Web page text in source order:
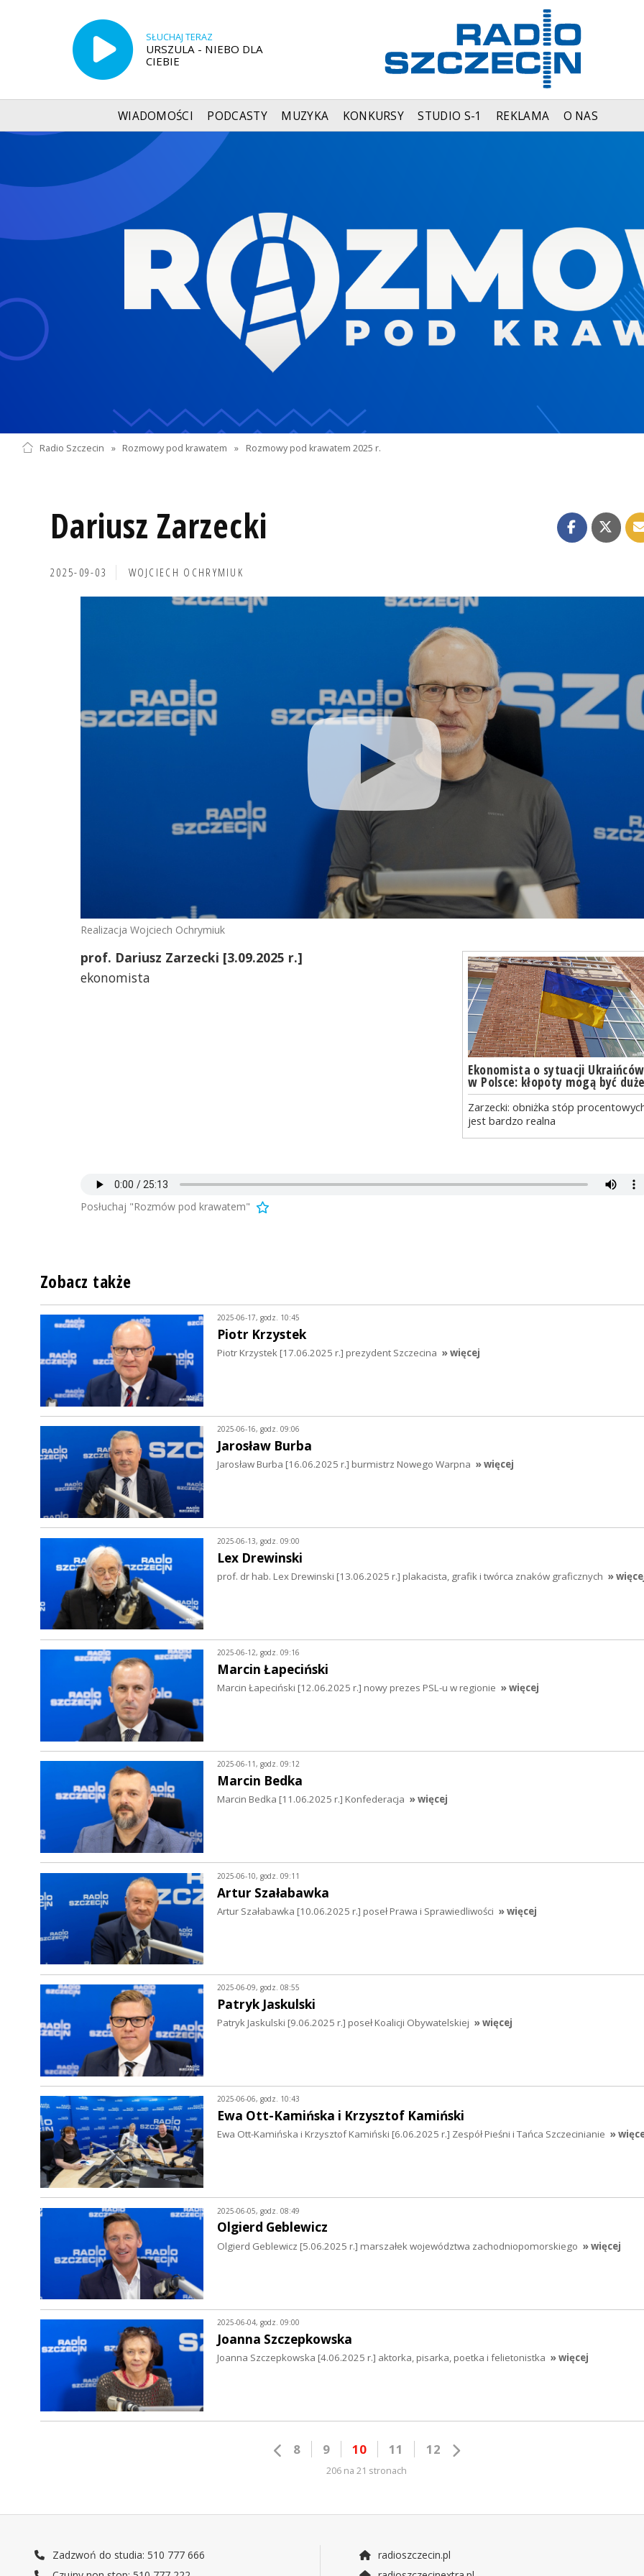
SŁUCHAJ TERAZ
URSZULA - NIEBO DLA
CIEBIE
WIADOMOŚCI PODCASTY MUZYKA KONKURSY STUDIO S-1 REKLAMA O NAS
Radio Szczecin » Rozmowy pod krawatem » Rozmowy pod krawatem 2025 r.
Dariusz Zarzecki
2025-09-03 WOJCIECH OCHRYMIUK
Realizacja Wojciech Ochrymiuk
Ekonomista o sytuacji Ukraińców
w Polsce: kłopoty mogą być duże
Zarzecki: obniżka stóp
jest bardzo realna
prof. Dariusz Zarzecki [3.09.2025 r.]
ekonomista
Posłuchaj "Rozmów pod krawatem"
Zobacz także
2025-06-17, godz. 10:45
Piotr Krzystek
Piotr Krzystek [17.06.2025 r.] prezydent Szczecina » więcej
2025-06-16, godz. 09:06
Jarosław Burba
Jarosław Burba [16.06.2025 r.] burmistrz Nowego Warpna » więcej
2025-06-13, godz. 09:00
Lex Drewinski
prof. dr hab. Lex Drewinski [13.06.2025 r.] plakacista, grafik i twórca znaków graficznych »
2025-06-12, godz. 09:16
Marcin Łapeciński
Marcin Łapeciński [12.06.2025 r.] nowy prezes PSL-u w regionie » więcej
2025-06-11, godz. 09:12
Marcin Bedka
Marcin Bedka [11.06.2025 r.] Konfederacja » więcej
2025-06-10, godz. 09:11
Artur Szałabawka
Artur Szałabawka [10.06.2025 r.] poseł Prawa i Sprawiedliwości » więcej
2025-06-09, godz. 08:55
Patryk Jaskulski
Patryk Jaskulski [9.06.2025 r.] poseł Koalicji Obywatelskiej » więcej
2025-06-06, godz. 10:43
Ewa Ott-Kamińska i Krzysztof Kamiński
Ewa Ott-Kamińska i Krzysztof Kamiński [6.06.2025 r.] Zespół Pieśni i Tańca Szczecinianie »
2025-06-05, godz. 08:49
Olgierd Geblewicz
Olgierd Geblewicz [5.06.2025 r.] marszałek województwa zachodniopomorskiego » więcej
2025-06-04, godz. 09:00
Joanna Szczepkowska
Joanna Szczepkowska [4.06.2025 r.] aktorka, pisarka, poetka i felietonistka » więcej
8 9 10 11 12
206 na 21 stronach
Zadzwoń do studia: 510 777 666
radioszczecin.pl